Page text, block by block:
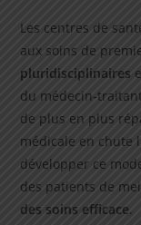
Les centres de
aux soins de
pluridisciplinaires
du médecin-
de plus en plus
médicale en chute
développer ce
des patients de
des soins efficace.